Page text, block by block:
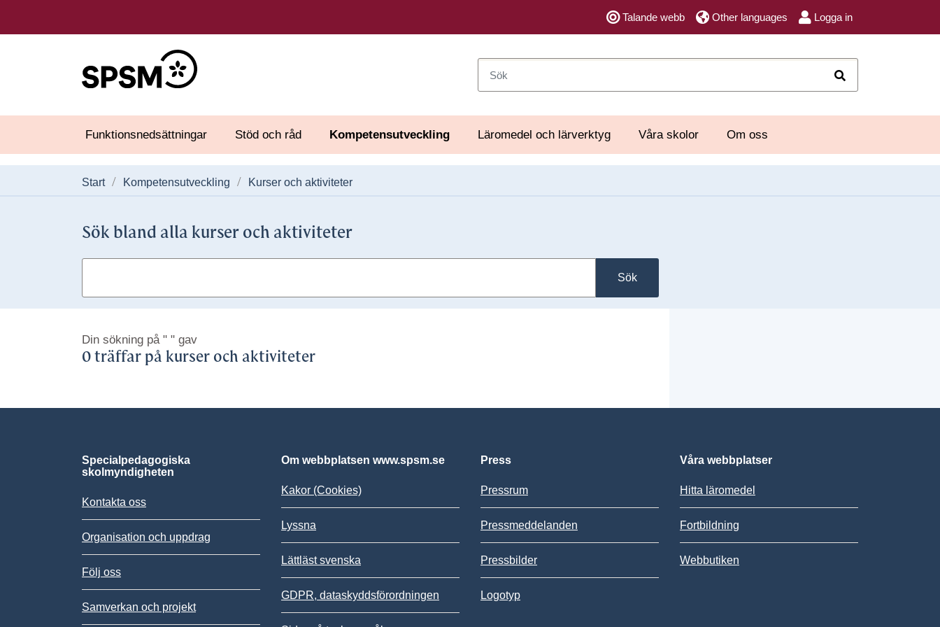
Talande webb Other languages Logga in
Funktionsnedsättningar Stöd och råd Kompetensutveckling Läromedel och lärverktyg Våra skolor Om oss
Start Kompetensutveckling Kurser och aktiviteter
Sök bland alla kurser och aktiviteter
Sök
Din sökning på " " gav
0 träffar på kurser och aktiviteter
Specialpedagogiska
skolmyndigheten
Kontakta oss
Organisation och uppdrag
Följ oss
Samverkan och projekt
Om webbplatsen www.spsm.se
Kakor (Cookies)
Lyssna
Lättläst svenska
GDPR, dataskyddsförordningen
Press
Pressrum
Pressmeddelanden
Pressbilder
Logotyp
Våra webbplatser
Hitta läromedel
Fortbildning
Webbutiken